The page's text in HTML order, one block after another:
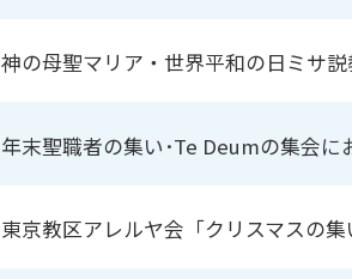
神の母聖マリア・世界平和の日ミサ
年末聖職者の集い･Te Deumの集会に
東京教区アレルヤ会「クリスマスの